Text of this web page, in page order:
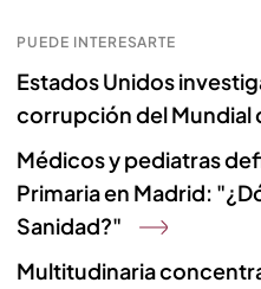
PUEDE INTERESARTE
Estados Unidos
corrupción del Mundial
Médicos y pediatras
Primaria en Madrid:
Sanidad?"
Multitudinaria